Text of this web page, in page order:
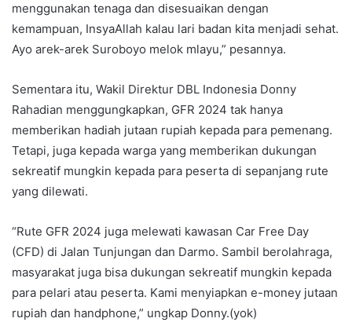
menggunakan tenaga dan disesuaikan dengan
kemampuan, InsyaAllah kalau lari badan kita menjadi sehat.
Ayo arek-arek Suroboyo melok mlayu,” pesannya.
Sementara itu, Wakil Direktur DBL Indonesia Donny
Rahadian menggungkapkan, GFR 2024 tak hanya
memberikan hadiah jutaan rupiah kepada para pemenang.
Tetapi, juga kepada warga yang memberikan dukungan
sekreatif mungkin kepada para peserta di sepanjang rute
yang dilewati.
“Rute GFR 2024 juga melewati kawasan Car Free Day
(CFD) di Jalan Tunjungan dan Darmo. Sambil berolahraga,
masyarakat juga bisa dukungan sekreatif mungkin kepada
para pelari atau peserta. Kami menyiapkan e-money jutaan
rupiah dan handphone,” ungkap Donny.(yok)